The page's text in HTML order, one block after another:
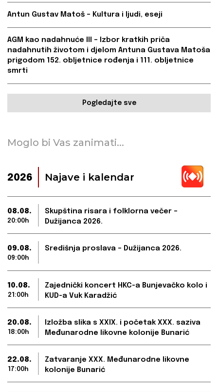
Antun Gustav Matoš – Kultura i ljudi, eseji
AGM kao nadahnuće III – Izbor kratkih priča
nadahnutih životom i djelom Antuna Gustava Matoša
prigodom 152. obljetnice rođenja i 111. obljetnice
smrti
Pogledajte sve
Moglo bi Vas zanimati...
2026 Najave i kalendar
08.08.
20:00h
Skupština risara i folklorna večer –
Dužijanca 2026.
09.08.
09:00h
Središnja proslava – Dužijanca 2026.
10.08.
21:00h
Zajednički koncert HKC-a Bunjevačko kolo i
KUD-a Vuk Karadžić
20.08.
18:00h
Izložba slika s XXIX. i početak XXX. saziva
Međunarodne likovne kolonije Bunarić
22.08.
17:00h
Zatvaranje XXX. Međunarodne likovne
kolonije Bunarić